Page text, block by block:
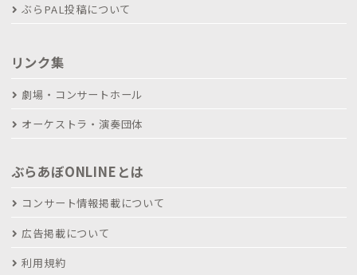
ぶらPAL投稿について
リンク集
劇場・コンサートホール
オーケストラ・演奏団体
ぶらあぼONLINEとは
コンサート情報掲載について
広告掲載について
利用規約